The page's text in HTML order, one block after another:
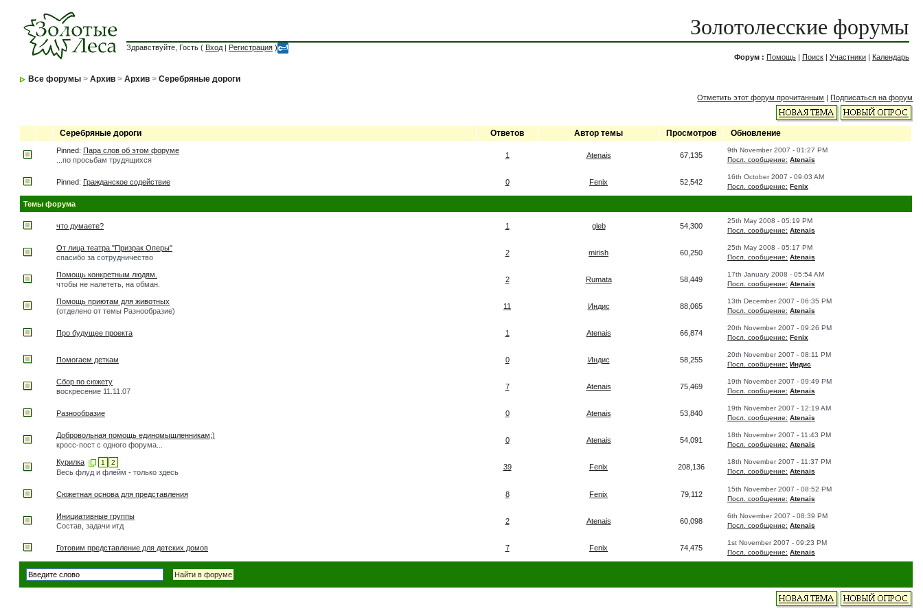
Золотолесские форумы
Здравствуйте, Гость ( Вход | Регистрация )
Форум : Помощь | Поиск | Участники | Календарь
Все форумы > Архив > Архив > Серебряные дороги
Отметить этот форум прочитанным |Подписаться на форум
Серебряные дороги Ответов Автор темы Просмотров Обновление
Pinned: Пара слов об этом форуме
...по просьбам трудящихся
1 Atenais 67,135
9th November 2007 - 01:27 PM
Посл. сообщение: Atenais
Pinned: Гражданское содействие 0 Fenix 52,542
16th October 2007 - 09:03 AM
Посл. сообщение: Fenix
Темы форума
что думаете? 1 gleb 54,300
25th May 2008 - 05:19 PM
Посл. сообщение: Atenais
От лица театра "Призрак Оперы"
спасибо за сотрудничество
2 mirish 60,250
25th May 2008 - 05:17 PM
Посл. сообщение: Atenais
Помощь конкретным людям.
чтобы не налететь, на обман.
2 Rumata 58,449
17th January 2008 - 05:54 AM
Посл. сообщение: Atenais
Помощь приютам для животных
(отделено от темы Разнообразие)
11 Индис 88,065
13th December 2007 - 06:35 PM
Посл. сообщение: Atenais
Про будущее проекта 1 Atenais 66,874
20th November 2007 - 09:26 PM
Посл. сообщение: Fenix
Помогаем деткам 0 Индис 58,255
20th November 2007 - 08:11 PM
Посл. сообщение: Индис
Сбор по сюжету
воскресение 11.11.07
7 Atenais 75,469
19th November 2007 - 09:49 PM
Посл. сообщение: Atenais
Разнообразие 0 Atenais 53,840
19th November 2007 - 12:19 AM
Посл. сообщение: Atenais
Добровольная помощь единомышленникам;)
кросс-пост с одного форума...
0 Atenais 54,091
18th November 2007 - 11:43 PM
Посл. сообщение: Atenais
Курилка 1 2
Весь флуд и флейм - только здесь
39 Fenix 208,136
18th November 2007 - 11:37 PM
Посл. сообщение: Atenais
Сюжетная основа для представления 8 Fenix 79,112
15th November 2007 - 08:52 PM
Посл. сообщение: Atenais
Инициативные группы
Состав, задачи итд
2 Atenais 60,098
6th November 2007 - 08:39 PM
Посл. сообщение: Atenais
Готовим представление для детских домов 7 Fenix 74,475
1st November 2007 - 09:23 PM
Посл. сообщение: Atenais